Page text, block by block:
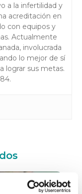
a la infertilidad y
acreditación en
con equipos y
Actualmente
involucrada
lo mejor de sí
lograr sus metas.